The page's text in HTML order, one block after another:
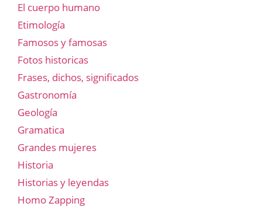
El cuerpo humano
Etimología
Famosos y famosas
Fotos historicas
Frases, dichos, significados
Gastronomía
Geología
Gramatica
Grandes mujeres
Historia
Historias y leyendas
Homo Zapping